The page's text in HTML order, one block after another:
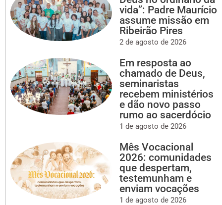
vida”: Padre Maurício
assume missão em
Ribeirão Pires
2 de agosto de 2026
Em resposta ao
chamado de Deus,
seminaristas
recebem ministérios
e dão novo passo
rumo ao sacerdócio
1 de agosto de 2026
Mês Vocacional
2026: comunidades
que despertam,
testemunham e
enviam vocações
1 de agosto de 2026